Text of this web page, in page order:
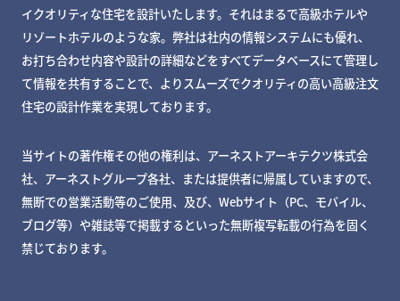
イクオリティな住宅を設計いたします。それはまるで高級ホテルや
リゾートホテルのような家。弊社は社内の情報システムにも優れ、
お打ち合わせ内容や設計の詳細などをすべてデータベースにて管理し
て情報を共有することで、よりスムーズでクオリティの高い高級注文
住宅の設計作業を実現しております。
当サイトの著作権その他の権利は、アーネストアーキテクツ株式会
社、アーネストグループ各社、または提供者に帰属していますので、
無断での営業活動等のご使用、及び、Webサイト（PC、モバイル、
ブログ等）や雑誌等で掲載するといった無断複写転載の行為を固く
禁じております。